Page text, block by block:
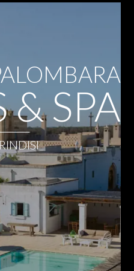
& SPA